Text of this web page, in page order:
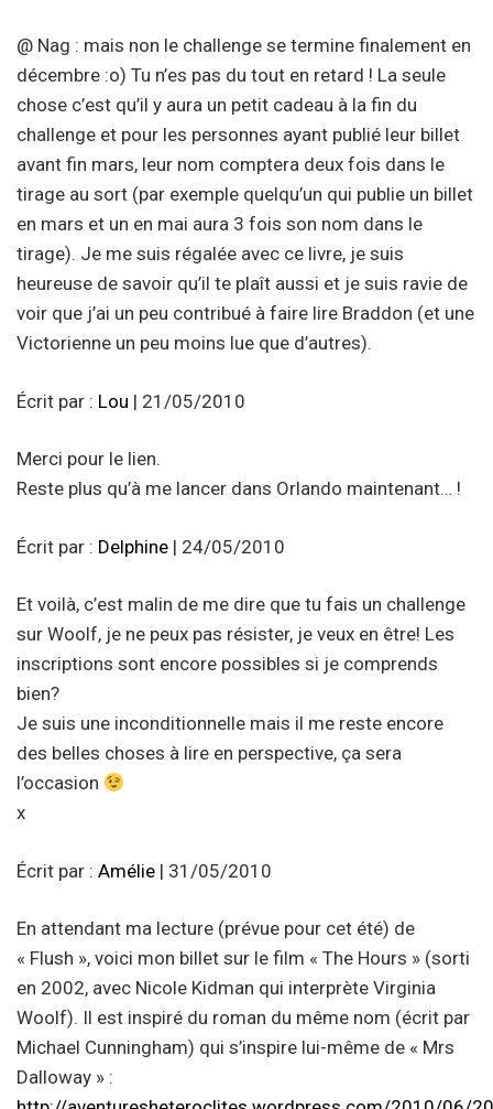
@ Nag : mais non le challenge se termine finalement en
décembre :o) Tu n’es pas du tout en retard ! La seule
chose c’est qu’il y aura un petit cadeau à la fin du
challenge et pour les personnes ayant publié leur billet
avant fin mars, leur nom comptera deux fois dans le
tirage au sort (par exemple quelqu’un qui publie un billet
en mars et un en mai aura 3 fois son nom dans le
tirage). Je me suis régalée avec ce livre, je suis
heureuse de savoir qu’il te plaît aussi et je suis ravie de
voir que j’ai un peu contribué à faire lire Braddon (et une
Victorienne un peu moins lue que d’autres).
Écrit par : Lou | 21/05/2010
Merci pour le lien.
Reste plus qu’à me lancer dans Orlando maintenant… !
Écrit par : Delphine | 24/05/2010
Et voilà, c’est malin de me dire que tu fais un challenge
sur Woolf, je ne peux pas résister, je veux en être! Les
inscriptions sont encore possibles si je comprends
bien?
Je suis une inconditionnelle mais il me reste encore
des belles choses à lire en perspective, ça sera
l’occasion
x
Écrit par : Amélie | 31/05/2010
En attendant ma lecture (prévue pour cet été) de
« Flush », voici mon billet sur le film « The Hours » (sorti
en 2002, avec Nicole Kidman qui interprète Virginia
Woolf). Il est inspiré du roman du même nom (écrit par
Michael Cunningham) qui s’inspire lui-même de « Mrs
Dalloway » :